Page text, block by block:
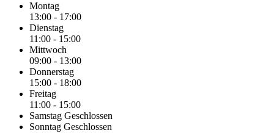
Montag
13:00 - 17:00
Dienstag
11:00 - 15:00
Mittwoch
09:00 - 13:00
Donnerstag
15:00 - 18:00
Freitag
11:00 - 15:00
Samstag Geschlossen
Sonntag Geschlossen